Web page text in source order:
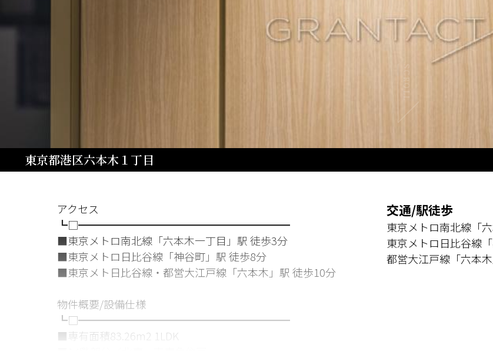
SCROLL
東京都港区六本木１丁目
アクセス
┗□━━━━━━━━━━━━━━━━━━━━
■東京メトロ南北線「六本木一丁目」駅 徒歩3分
■東京メトロ日比谷線「神谷町」駅 徒歩8分
■東京メト日比谷線・都営大江戸線「六本木」駅 徒歩10分
物件概要/設備仕様
┗□━━━━━━━━━━━━━━━━━━━━
■専有面積83.26m2 1LDK
交通/駅徒歩
東京メトロ南北線「
東京メトロ日比谷線
都営大江戸線「六本